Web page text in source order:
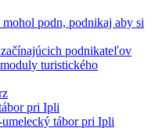
podn, podnikaj aby si
podnikateľov
turistického
pri Ipli
tábor pri Ipli